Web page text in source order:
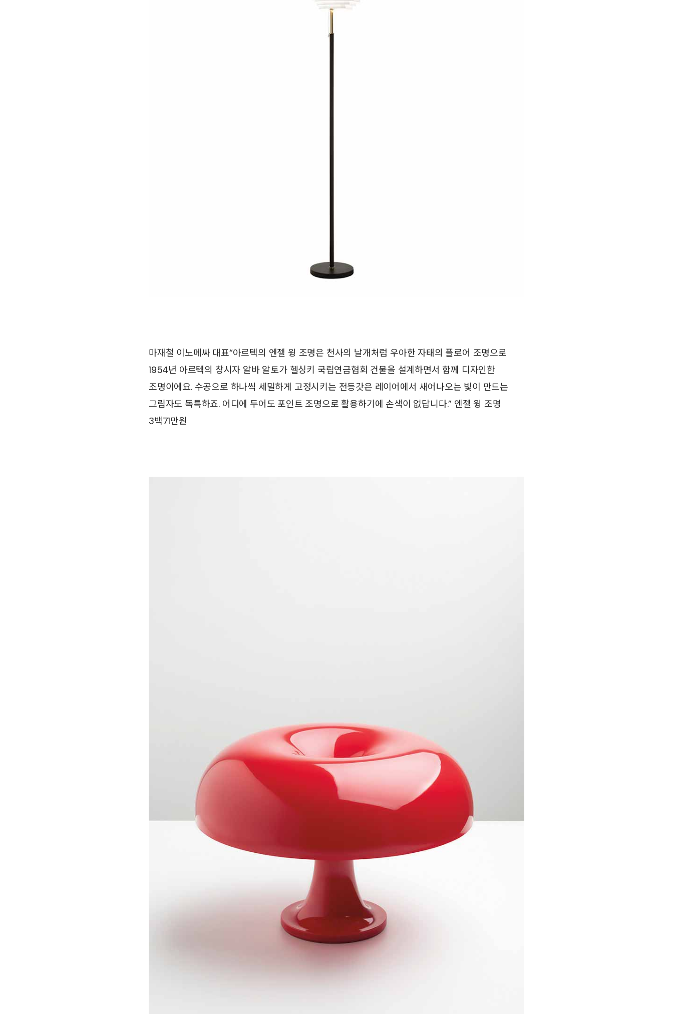
마재철 이노메싸 대표“아르텍의 엔젤 윙 조명은 천사의 날개처럼 우아한 자태의 플로어 조명으로
1954년 아르텍의 창시자 알바 알토가 헬싱키 국립연금협회 건물을 설계하면서 함께 디자인한
조명이에요. 수공으로 하나씩 세밀하게 고정시키는 전등갓은 레이어에서 새어나오는 빛이 만드는
그림자도 독특하죠. 어디에 두어도 포인트 조명으로 활용하기에 손색이 없답니다.” 엔젤 윙 조명
3백71만원